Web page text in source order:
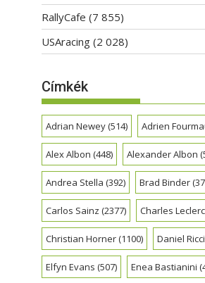
RallyCafe (7 855)
USAracing (2 028)
Címkék
Adrian Newey(514) Adrien
Alex Albon (448) Alexander Albon
Andrea Stella (392) Brad Binder
Carlos Sainz (2377) Charles Leclerc
Christian Horner(1100) Daniel
Elfyn Evans (507) Enea Bastianini